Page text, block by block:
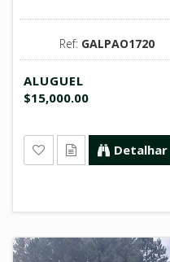
Ref: GALPAO1720
ALUGUEL
$15,000.00
Detalhar